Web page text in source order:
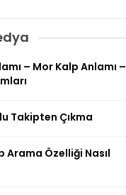
– Mor Kalp Anlamı –
Takipten Çıkma
Arama Özelliği Nasıl